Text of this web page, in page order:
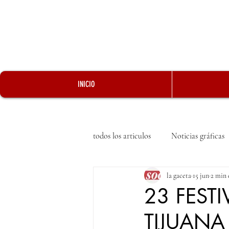
INICIO
todos los articulos Noticias gráficas
23
la gaceta 15 jun2 min